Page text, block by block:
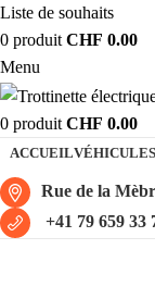
Liste de souhaits
0 produit CHF 0.00
Menu
0 produit CHF 0.00
ACCUEILVÉHICULES
Rue de la
+41 79 659 33